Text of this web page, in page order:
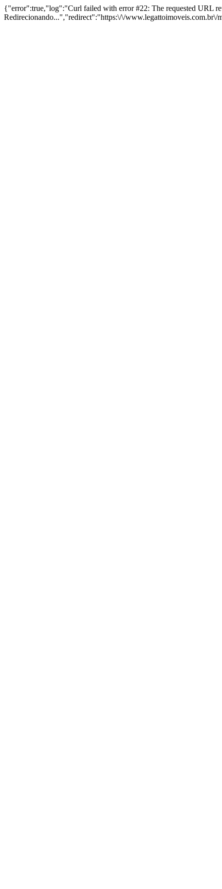
{"error":true,"log":"Curl failed with error #22: The requested URL
Redirecionando...","redirect":"https:\/\/www.legattoimoveis.com.br\/